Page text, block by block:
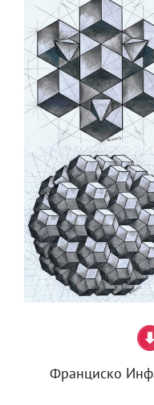
Франциско